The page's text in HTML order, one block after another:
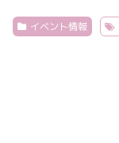
イベント情報